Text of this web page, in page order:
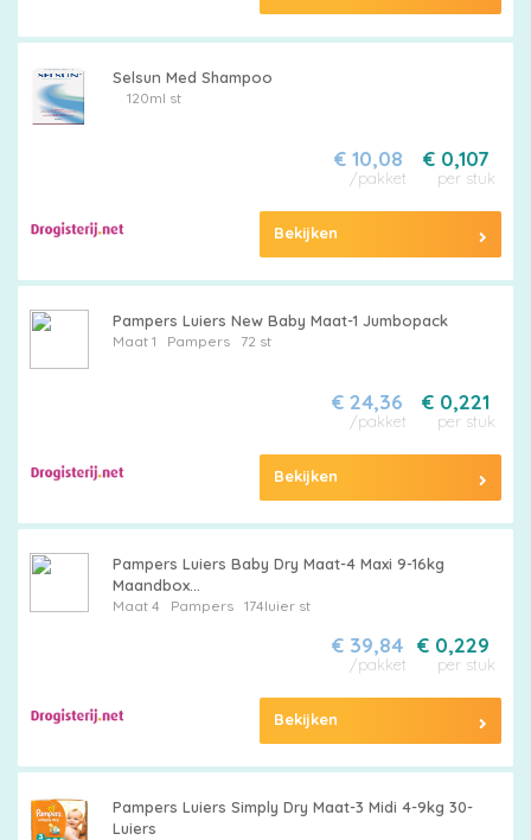
Selsun Med Shampoo
120ml st
€ 0,107
per stuk
€ 10,08
/pakket
Bekijken
Pampers Luiers New Baby Maat-1 Jumbopack
Maat 1 Pampers 72 st
€ 0,221
per stuk
€ 24,36
/pakket
Bekijken
Pampers Luiers Baby Dry Maat-4 Maxi 9-16kg
Maandbox...
Maat 4 Pampers 174luier st
€ 0,229
per stuk
€ 39,84
/pakket
Bekijken
Pampers Luiers Simply Dry Maat-3 Midi 4-9kg 30-
Luiers